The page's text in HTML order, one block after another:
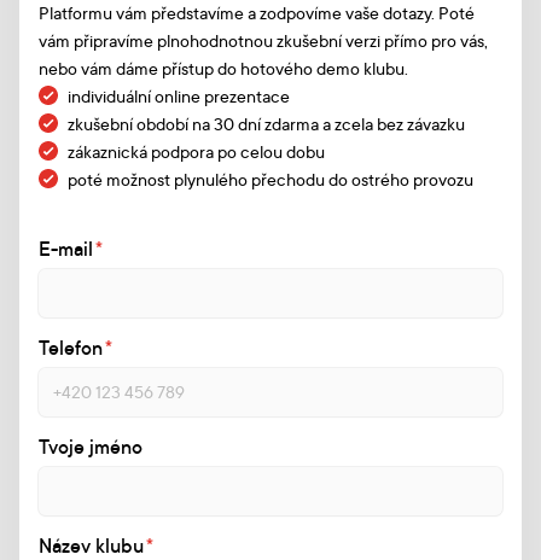
Platformu vám představíme a zodpovíme vaše dotazy. Poté
vám připravíme plnohodnotnou zkušební verzi přímo pro vás,
nebo vám dáme přístup do hotového demo klubu.
individuální online prezentace
zkušební období na 30 dní zdarma a zcela bez závazku
zákaznická podpora po celou dobu
poté možnost plynulého přechodu do ostrého provozu
E-mail*
Telefon*
Tvoje jméno
Název klubu*